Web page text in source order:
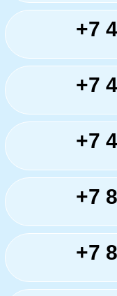
+7
+7
+7
+7
+7